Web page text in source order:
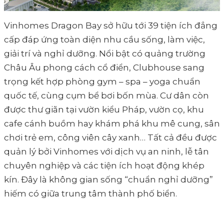
Vinhomes Dragon Bay sở hữu tới 39 tiện ích đẳng
cấp đáp ứng toàn diện nhu cầu sống, làm việc,
giải trí và nghỉ dưỡng. Nổi bật có quảng trường
Châu Âu phong cách cổ điển, Clubhouse sang
trọng kết hợp phòng gym – spa – yoga chuẩn
quốc tế, cùng cụm bể bơi bốn mùa. Cư dân còn
được thư giãn tại vườn kiểu Pháp, vườn cọ, khu
cafe cánh buồm hay khám phá khu mê cung, sân
chơi trẻ em, công viên cây xanh… Tất cả đều được
quản lý bởi Vinhomes với dịch vụ an ninh, lễ tân
chuyên nghiệp và các tiện ích hoạt động khép
kín. Đây là không gian sống “chuẩn nghỉ dưỡng”
hiếm có giữa trung tâm thành phố biển.